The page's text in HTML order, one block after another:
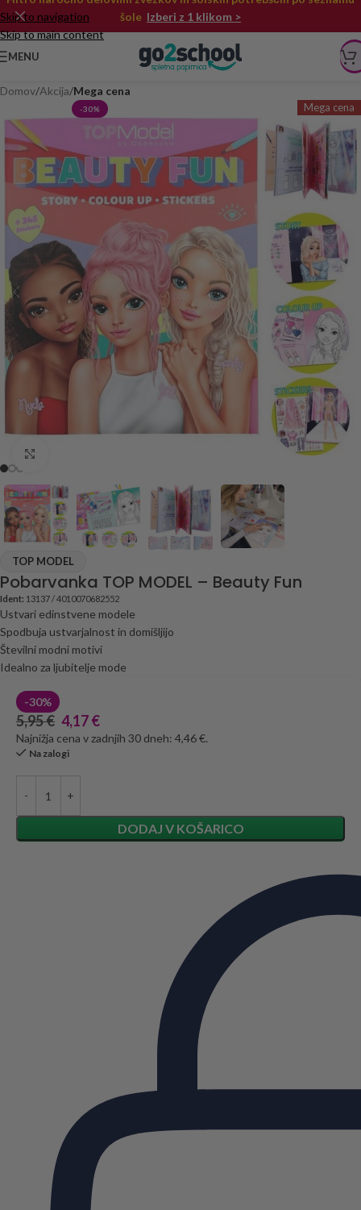
Skip to navigation
Skip to main content
šole Izberi z 1 klikom >
MENU
Domov Akcija Mega cena
-30% Mega cena
TOP MODEL
Pobarvanka TOP MODEL – Beauty Fun
Ident: 13137 / 4010070682552
Ustvari edinstvene modele
Spodbuja ustvarjalnost in domišljijo
Številni modni motivi
Idealno za ljubitelje mode
-30%
5,95€ 4,17€
Najnižja cena v zadnjih 30 dneh: 4,46 €.
Na zalogi
DODAJ V KOŠARICO